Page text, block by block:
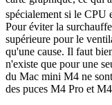
spécialement si le CPU
Pour éviter la
supérieure pour le
qu'une cause. Il faut
n'existe que pour une
du Mac mini M4 ne
des puces M4 Pro et